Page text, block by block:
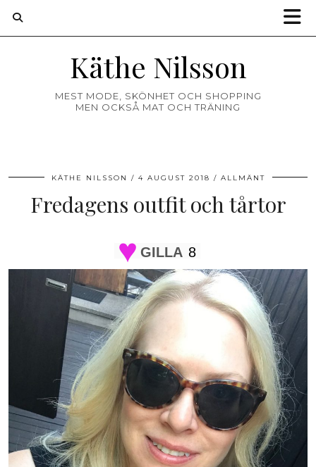
Käthe Nilsson
MEST MODE, SKÖNHET OCH SHOPPING
MEN OCKSÅ MAT OCH TRÄNING
KÄTHE NILSSON 4 AUGUST 2018 ALLMÄNT
Fredagens outfit och tårtor
GILLA 8